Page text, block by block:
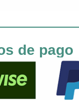
de pago